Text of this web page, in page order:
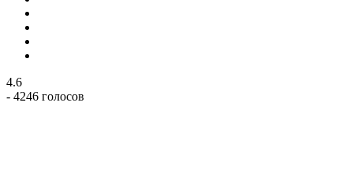
4.6
- 4246 голосов